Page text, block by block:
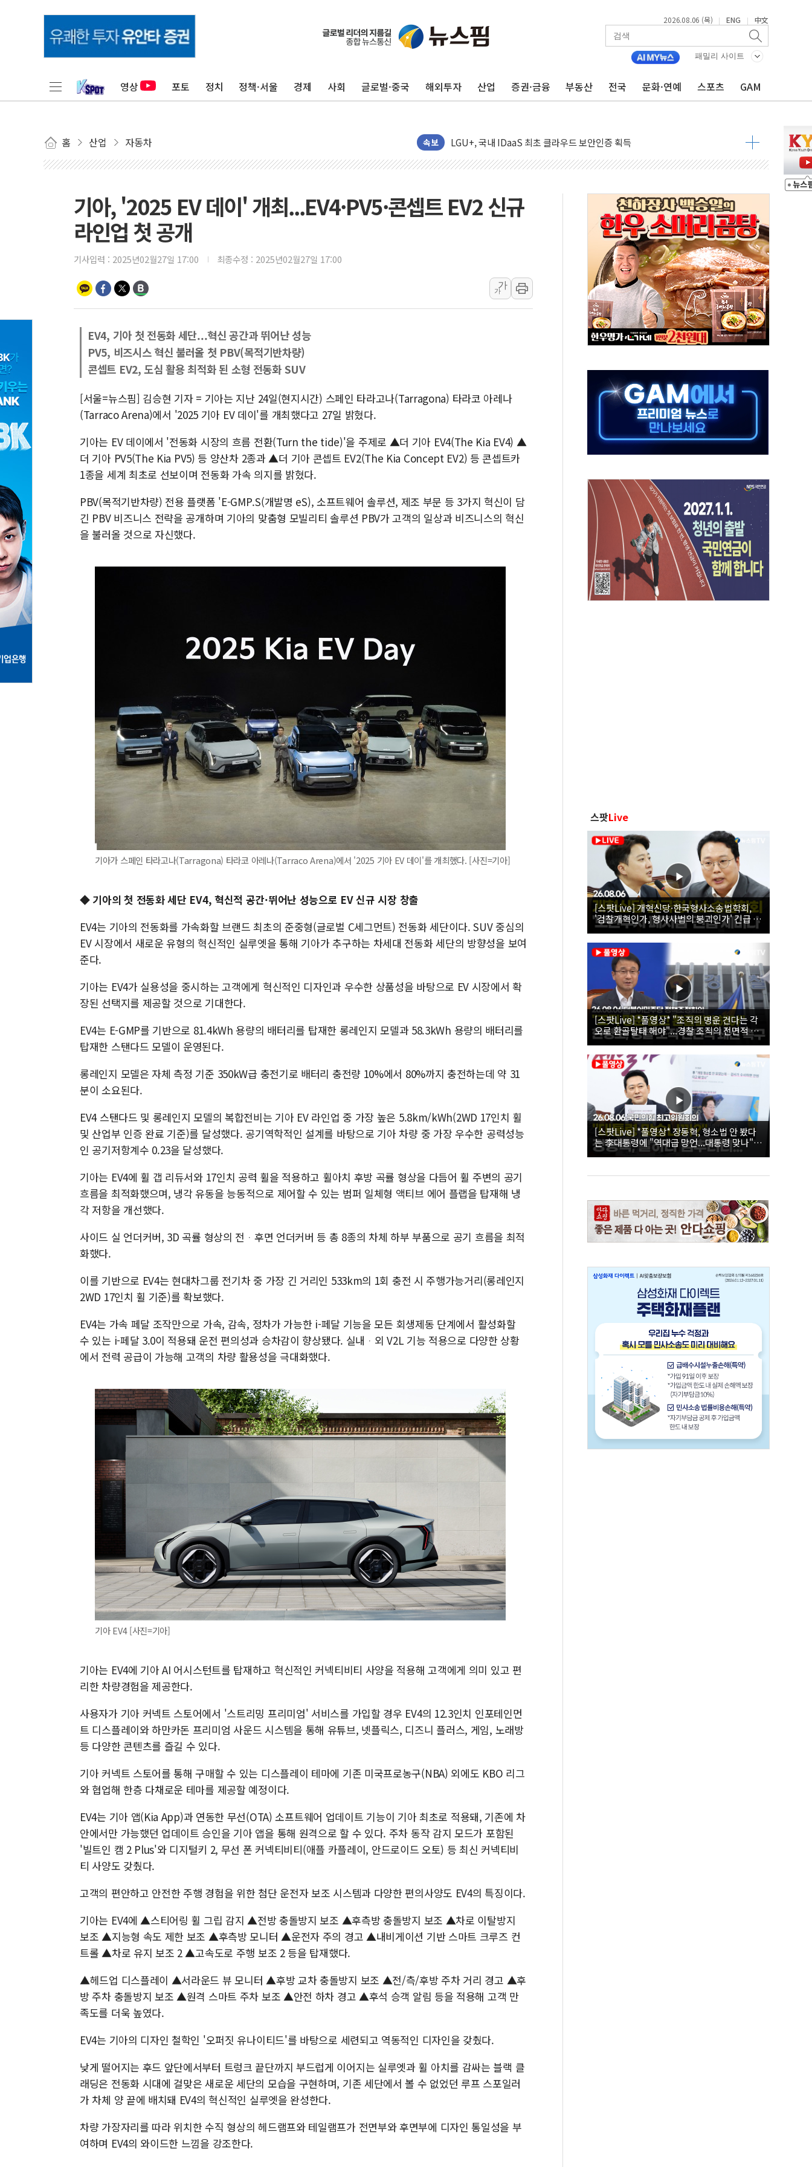
2026.08.06 (목) | ENG | 中文
패밀리 사이트
영상 포토 정치 정책·서울 경제 사회 글로벌·중국 해외투자 산업 증권·금융 부동산 전국 문화·연예 스포츠 GAM
홈 산업 자동차 속보
더본코리아 홍콩반점, '부산 돼지국밥짬뽕' 2주간 전국 한시 판매
LGU+, 국내 IDaaS 최초 클라우드 보안인증 획득
환율 100원 빠지면 현대차 영업익 2.2조 증발...하반기 '환율 역풍' 우려
카카오, 'AI 수익화' 내년 상반기부터 본격화
경찰, '홍명보 감독 선임 의혹' 축구협회 압수수색
삼성전자, FMS 2026서 차세대 AI 메모리 기술력 과시
LX하우시스 "역대급 폭염에 고단열 인테리어 관심 급증"
일 안 하고 '초과근무 수당' 챙긴 경찰관 2명 송치
토마토시스템 조길주·이강찬 대표, 자사주 매수
[특징주] 고려아연, 상반기 최대 실적에 13%대 급등
한·체코 항공편 주10회로 확대…신규 항공사 진입길 열려
SBI저축은행, 최고 연 7.7% '생활파킹통장' 출시
보훈부, 내년 워싱턴서 첫 '국제보훈컨퍼런스'… 한미동맹 상징성 부각
가온전선, 싱가포르 도시철도 전력망 구축 계약
정점식, '부산 돌려차기' 부적절 발언 논란 사과…"재발 방지 모든 조치"
[특징주] 美 반도체 약세에 S7 모두 '파란불'
정점식 "경찰, 민중 아닌 권력 지팡이 자처…보완수사권 폐지해도 되나"
기아, '2025 EV 데이' 개최...EV4·PV5·콘셉트 EV2 신규
라인업 첫 공개
기사입력 : 2025년02월27일 17:00 최종수정 : 2025년02월27일 17:00
가
가
EV4, 기아 첫 전동화 세단...혁신 공간과 뛰어난 성능
PV5, 비즈시스 혁신 불러올 첫 PBV(목적기반차량)
콘셉트 EV2, 도심 활용 최적화 된 소형 전동화 SUV
[서울=뉴스핌] 김승현 기자 = 기아는 지난 24일(현지시간) 스페인 타라고나(Tarragona) 타라코 아레나
(Tarraco Arena)에서 '2025 기아 EV 데이'를 개최했다고 27일 밝혔다.
기아는 EV 데이에서 '전동화 시장의 흐름 전환(Turn the tide)'을 주제로 ▲더 기아 EV4(The Kia EV4) ▲
더 기아 PV5(The Kia PV5) 등 양산차 2종과 ▲더 기아 콘셉트 EV2(The Kia Concept EV2) 등 콘셉트카
1종을 세계 최초로 선보이며 전동화 가속 의지를 밝혔다.
PBV(목적기반차량) 전용 플랫폼 'E-GMP.S(개발명 eS), 소프트웨어 솔루션, 제조 부문 등 3가지 혁신이 담
긴 PBV 비즈니스 전략을 공개하며 기아의 맞춤형 모빌리티 솔루션 PBV가 고객의 일상과 비즈니스의 혁신
을 불러올 것으로 자신했다.
기아가 스페인 타라고나(Tarragona) 타라코 아레나(Tarraco Arena)에서 '2025 기아 EV 데이'를 개최했다. [사진=기아]
◆ 기아의 첫 전동화 세단 EV4, 혁신적 공간·뛰어난 성능으로 EV 신규 시장 창출
EV4는 기아의 전동화를 가속화할 브랜드 최초의 준중형(글로벌 C세그먼트) 전동화 세단이다. SUV 중심의
EV 시장에서 새로운 유형의 혁신적인 실루엣을 통해 기아가 추구하는 차세대 전동화 세단의 방향성을 보여
준다.
기아는 EV4가 실용성을 중시하는 고객에게 혁신적인 디자인과 우수한 상품성을 바탕으로 EV 시장에서 확
장된 선택지를 제공할 것으로 기대한다.
EV4는 E-GMP를 기반으로 81.4kWh 용량의 배터리를 탑재한 롱레인지 모델과 58.3kWh 용량의 배터리를
탑재한 스탠다드 모델이 운영된다.
롱레인지 모델은 자체 측정 기준 350kW급 충전기로 배터리 충전량 10%에서 80%까지 충전하는데 약 31
분이 소요된다.
EV4 스탠다드 및 롱레인지 모델의 복합전비는 기아 EV 라인업 중 가장 높은 5.8km/kWh(2WD 17인치 휠
및 산업부 인증 완료 기준)를 달성했다. 공기역학적인 설계를 바탕으로 기아 차량 중 가장 우수한 공력성능
인 공기저항계수 0.23을 달성했다.
기아는 EV4에 휠 갭 리듀서와 17인치 공력 휠을 적용하고 휠아치 후방 곡률 형상을 다듬어 휠 주변의 공기
흐름을 최적화했으며, 냉각 유동을 능동적으로 제어할 수 있는 범퍼 일체형 액티브 에어 플랩을 탑재해 냉
각 저항을 개선했다.
사이드 실 언더커버, 3D 곡률 형상의 전ᆞ후면 언더커버 등 총 8종의 차체 하부 부품으로 공기 흐름을 최적
화했다.
이를 기반으로 EV4는 현대차그룹 전기차 중 가장 긴 거리인 533km의 1회 충전 시 주행가능거리(롱레인지
2WD 17인치 휠 기준)를 확보했다.
EV4는 가속 페달 조작만으로 가속, 감속, 정차가 가능한 i-페달 기능을 모든 회생제동 단계에서 활성화할
수 있는 i-페달 3.0이 적용돼 운전 편의성과 승차감이 향상됐다. 실내ᆞ외 V2L 기능 적용으로 다양한 상황
에서 전력 공급이 가능해 고객의 차량 활용성을 극대화했다.
기아 EV4 [사진=기아]
기아는 EV4에 기아 AI 어시스턴트를 탑재하고 혁신적인 커넥티비티 사양을 적용해 고객에게 의미 있고 편
리한 차량경험을 제공한다.
사용자가 기아 커넥트 스토어에서 '스트리밍 프리미엄' 서비스를 가입할 경우 EV4의 12.3인치 인포테인먼
트 디스플레이와 하만카돈 프리미엄 사운드 시스템을 통해 유튜브, 넷플릭스, 디즈니 플러스, 게임, 노래방
등 다양한 콘텐츠를 즐길 수 있다.
기아 커넥트 스토어를 통해 구매할 수 있는 디스플레이 테마에 기존 미국프로농구(NBA) 외에도 KBO 리그
와 협업해 한층 다채로운 테마를 제공할 예정이다.
EV4는 기아 앱(Kia App)과 연동한 무선(OTA) 소프트웨어 업데이트 기능이 기아 최초로 적용돼, 기존에 차
안에서만 가능했던 업데이트 승인을 기아 앱을 통해 원격으로 할 수 있다. 주차 동작 감지 모드가 포함된
'빌트인 캠 2 Plus'와 디지털키 2, 무선 폰 커넥티비티(애플 카플레이, 안드로이드 오토) 등 최신 커넥티비
티 사양도 갖췄다.
고객의 편안하고 안전한 주행 경험을 위한 첨단 운전자 보조 시스템과 다양한 편의사양도 EV4의 특징이다.
기아는 EV4에 ▲스티어링 휠 그립 감지 ▲전방 충돌방지 보조 ▲후측방 충돌방지 보조 ▲차로 이탈방지
보조 ▲지능형 속도 제한 보조 ▲후측방 모니터 ▲운전자 주의 경고 ▲내비게이션 기반 스마트 크루즈 컨
트롤 ▲차로 유지 보조 2 ▲고속도로 주행 보조 2 등을 탑재했다.
▲헤드업 디스플레이 ▲서라운드 뷰 모니터 ▲후방 교차 충돌방지 보조 ▲전/측/후방 주차 거리 경고 ▲후
방 주차 충돌방지 보조 ▲원격 스마트 주차 보조 ▲안전 하차 경고 ▲후석 승객 알림 등을 적용해 고객 만
족도를 더욱 높였다.
EV4는 기아의 디자인 철학인 '오퍼짓 유나이티드'를 바탕으로 세련되고 역동적인 디자인을 갖췄다.
낮게 떨어지는 후드 앞단에서부터 트렁크 끝단까지 부드럽게 이어지는 실루엣과 휠 아치를 감싸는 블랙 클
래딩은 전동화 시대에 걸맞은 새로운 세단의 모습을 구현하며, 기존 세단에서 볼 수 없었던 루프 스포일러
가 차체 양 끝에 배치돼 EV4의 혁신적인 실루엣을 완성한다.
차량 가장자리를 따라 위치한 수직 형상의 헤드램프와 테일램프가 전면부와 후면부에 디자인 통일성을 부
여하며 EV4의 와이드한 느낌을 강조한다.
스팟Live
[스팟Live] 개혁신당·한국형사소송법학회,
'검찰개혁인가, 형사사법의 붕괴인가' 긴급 세
미나｜26.08.06
[스팟Live] *풀영상* "조직의 명운 건다는 각
오로 환골탈태 해야"...경찰 조직의 전면적 쇄
신 촉구한 한병도 | 26.08.06 더불어민주당 정
책조정회의
[스팟Live] *풀영상* 장동혁, 형소법 안 봤다
는 李대통령에 "역대급 망언...대통령 맞나"｜
26.08.06 국민의힘 최고위원회의